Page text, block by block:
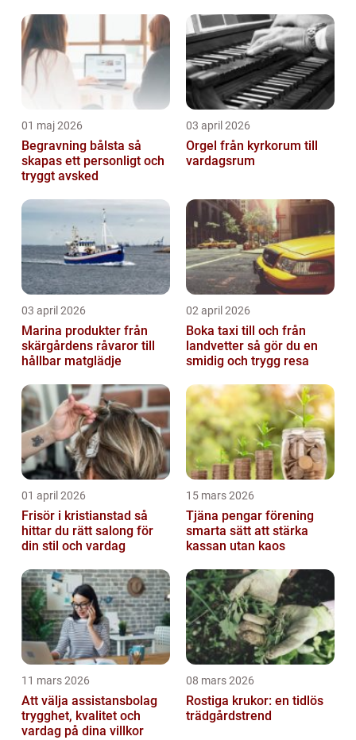
01 maj 2026
Begravning bålsta så
skapas ett personligt och
tryggt avsked
03 april 2026
Orgel från kyrkorum till
vardagsrum
03 april 2026
Marina produkter från
skärgårdens råvaror till
hållbar matglädje
02 april 2026
Boka taxi till och från
landvetter så gör du en
smidig och trygg resa
01 april 2026
Frisör i kristianstad så
hittar du rätt salong för
din stil och vardag
15 mars 2026
Tjäna pengar förening
smarta sätt att stärka
kassan utan kaos
11 mars 2026
Att välja assistansbolag
trygghet, kvalitet och
vardag på dina villkor
08 mars 2026
Rostiga krukor: en tidlös
trädgårdstrend